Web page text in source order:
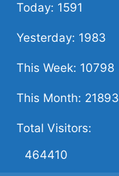
Today: 1591
Yesterday: 1983
This Week: 10798
This Month: 21893
Total Visitors:
464410